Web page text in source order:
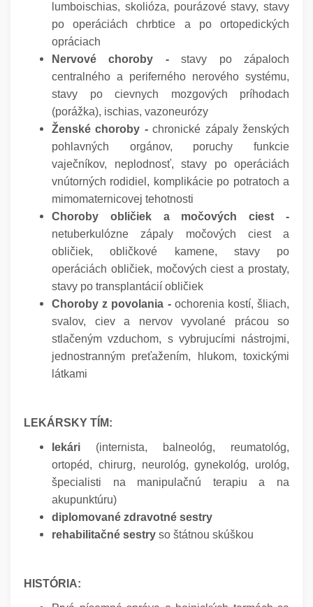
lumboischias, skolióza, pourázové stavy, stavy
po operáciách chrbtice a po ortopedických
opráciach
Nervové choroby -stavy po zápaloch
centralného a periferného nerového systému,
stavy po cievnych mozgových príhodach
(porážka), ischias, vazoneurózy
Ženské choroby -chronické zápaly ženských
pohlavných orgánov, poruchy funkcie
vaječníkov, neplodnosť, stavy po operáciách
vnútorných rodidiel, komplikácie po potratoch a
mimomaternicovej tehotnosti
Choroby obličiek a močových ciest -
netuberkulózne zápaly močových ciest a
obličiek, obličkové kamene, stavy po
operáciách obličiek, močových ciest a prostaty,
stavy po transplantácií obličiek
Choroby z povolania - ochorenia kostí, šliach,
svalov, ciev a nervov vyvolané prácou so
stlačeným vzduchom, s vybrujucími nástrojmi,
jednostranným preťažením, hlukom, toxickými
látkami
LEKÁRSKY TÍM:
lekári (internista, balneológ, reumatológ,
ortopéd, chirurg, neurológ, gynekológ, urológ,
špecialisti na manipulačnú terapiu a na
akupunktúru)
diplomované zdravotné sestry
rehabilitačné sestry so štátnou skúškou
HISTÓRIA: